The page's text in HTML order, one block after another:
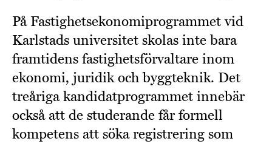
På Fastighetsekonomiprogrammet vid
Karlstads universitet skolas inte bara
framtidens fastighetsförvaltare inom
ekonomi, juridik och byggteknik. Det
treåriga kandidatprogrammet innebär
också att de studerande får formell
kompetens att söka registrering som